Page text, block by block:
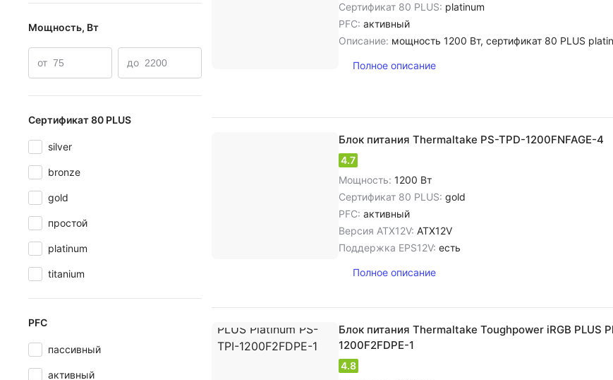
Мощность, Вт
от до
Сертификат 80 PLUS
silver
bronze
gold
простой
platinum
titanium
PFC
пассивный
активный
Сертификат 80 PLUS: platinum
PFC: активный
Описание: мощность 1200 Вт, сертификат 80 PLUS platinum, PFC
Полное описание
Блок питания Thermaltake PS-TPD-1200FNFAGE-4
4.7
Мощность: 1200 Вт
Сертификат 80 PLUS: gold
PFC: активный
Версия ATX12V: ATX12V
Поддержка EPS12V: есть
Полное описание
Блок питания Thermaltake Toughpower iRGB PLUS
1200F2FDPE-1
4.8